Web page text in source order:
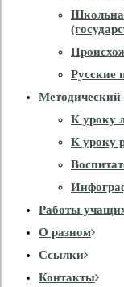
Русские
Методический
К уроку
К уроку
Работы
О разном
Cсылки
Контакты